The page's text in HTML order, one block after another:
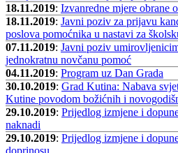
18.11.2019: Izvanredne mjere obrane
18.11.2019: Javni poziv za prijavu
poslova pomoćnika u nastavi za
07.11.2019: Javni poziv
jednokratnu novčanu pomoć
04.11.2019: Program uz Dan Grada
30.10.2019: Grad Kutina: Nabava
Kutine povodom božićnih i
29.10.2019: Prijedlog izmjene i
naknadi
29.10.2019: Prijedlog izmjene i
doprinosu